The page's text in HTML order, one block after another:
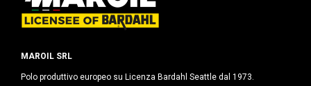
MAROIL SRL
Polo produttivo europeo su Licenza Bardahl Seattle dal 1973.